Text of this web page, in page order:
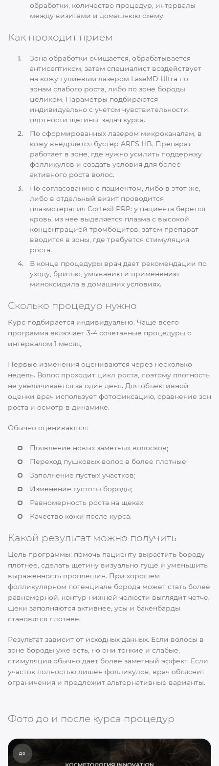
обработки, количество процедур, интервалы
между визитами и домашнюю схему.
Как проходит приём
Зона обработки очищается, обрабатывается
антисептиком, затем специалист воздействует
на кожу тулиевым лазером LaseMD Ultra по
зонам слабого роста, либо по зоне бороды
целиком. Параметры подбираются
индивидуально с учетом чувствительности,
плотности щетины, задач курса.
По сформированных лазером микроканалам, в
кожу внедряется бустер ARES HB. Препарат
работает в зоне, где нужно усилить поддержку
фолликулов и создать условия для более
активного роста волос.
По согласованию с пациентом, либо в этот же,
либо в отдельный визит проводится
плазмотерапия Cortexil PRP: у пациента берется
кровь, из нее выделяется плазма с высокой
концентрацией тромбоцитов, затем препарат
вводится в зоны, где требуется стимуляция
роста.
В конце процедуры врач дает рекомендации по
уходу, бритью, умыванию и применению
миноксидила в домашних условиях.
Сколько процедур нужно
Курс подбирается индивидуально. Чаще всего
программа включает 3-4 сочетанные процедуры с
интервалом 1 месяц.
Первые изменения оцениваются через несколько
недель. Волос проходит цикл роста, поэтому плотность
не увеличивается за один день. Для объективной
оценки врач использует фотофиксацию, сравнение зон
роста и осмотр в динамике.
Обычно оцениваются:
Появление новых заметных волосков;
Переход пушковых волос в более плотные;
Заполнение пустых участков;
Изменение густоты бороды;
Равномерность роста на щеках;
Качество кожи после курса.
Какой результат можно получить
Цель программы: помочь пациенту вырастить бороду
плотнее, сделать щетину визуально гуще и уменьшить
выраженность проплешин. При хорошем
фолликулярном потенциале борода может стать более
равномерной, контур нижней челюсти выглядит четче,
щеки заполняются активнее, усы и бакенбарды
становятся плотнее.
Результат зависит от исходных данных. Если волосы в
зоне бороды уже есть, но они тонкие и слабые,
стимуляция обычно дает более заметный эффект. Если
участок полностью лишен фолликулов, врач объяснит
ограничения и предложит альтернативные варианты.
Фото до и после курса процедур
до